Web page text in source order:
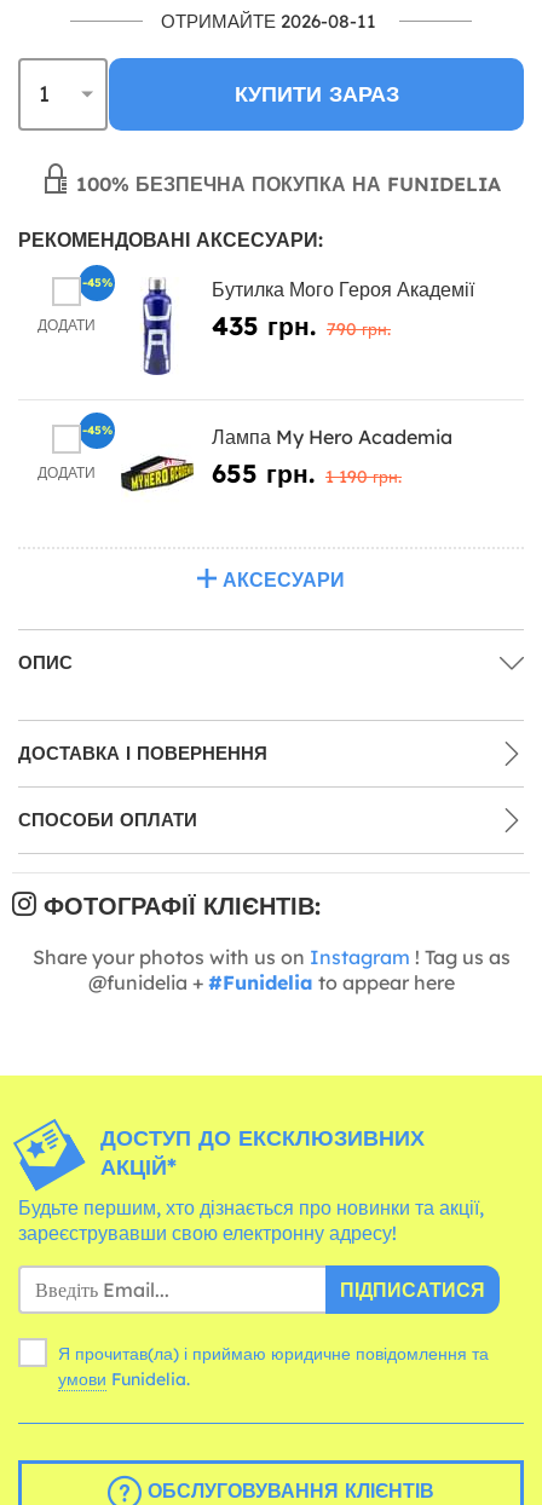
ОТРИМАЙТЕ 2026-08-11
КУПИТИ ЗАРАЗ
100% БЕЗПЕЧНА ПОКУПКА НА FUNIDELIA
РЕКОМЕНДОВАНІ АКСЕСУАРИ:
ДОДАТИ
Бутилка Мого Героя Академії
435 грн. 790 грн.
-45%
ДОДАТИ
Лампа My Hero Academia
655 грн. 1 190 грн.
-45%
АКСЕСУАРИ
ОПИС
ДОСТАВКА І ПОВЕРНЕННЯ
СПОСОБИ ОПЛАТИ
ФОТОГРАФІЇ КЛІЄНТІВ:
Share your photos with us on Instagram ! Tag us as
@funidelia + #Funidelia to appear here
ДОСТУП ДО ЕКСКЛЮЗИВНИХ
АКЦІЙ*
Будьте першим, хто дізнається про новинки та акції,
зареєструвавши свою електронну адресу!
ПІДПИСАТИСЯ
Я прочитав(ла) і приймаю юридичне повідомлення та
умови Funidelia.
ОБСЛУГОВУВАННЯ КЛІЄНТІВ